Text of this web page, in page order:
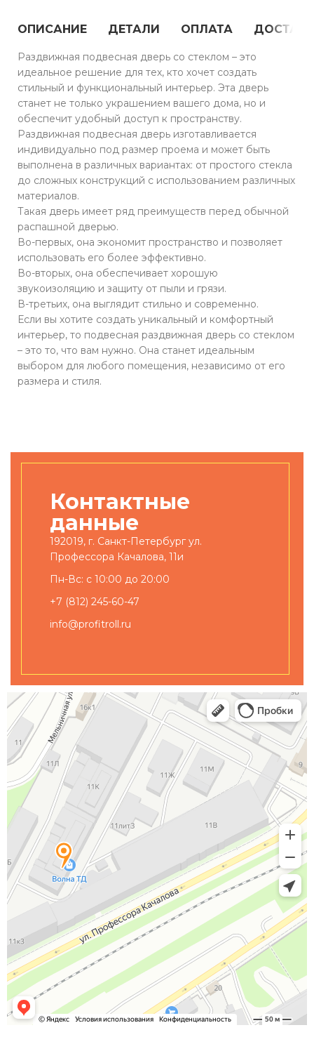
ОПИСАНИЕ ДЕТАЛИ ОПЛАТА
Раздвижная подвесная дверь со стеклом – это
идеальное решение для тех, кто хочет создать
стильный и функциональный интерьер. Эта дверь
станет не только украшением вашего дома, но и
обеспечит удобный доступ к пространству.
Раздвижная подвесная дверь изготавливается
индивидуально под размер проема и может быть
выполнена в различных вариантах: от простого стекла
до сложных конструкций с использованием различных
материалов.
Такая дверь имеет ряд преимуществ перед обычной
распашной дверью.
Во-первых, она экономит пространство и позволяет
использовать его более эффективно.
Во-вторых, она обеспечивает хорошую
звукоизоляцию и защиту от пыли и грязи.
В-третьих, она выглядит стильно и современно.
Если вы хотите создать уникальный и комфортный
интерьер, то подвесная раздвижная дверь со стеклом
– это то, что вам нужно. Она станет идеальным
выбором для любого помещения, независимо от его
размера и стиля.
Контактные
данные
192019, г. Санкт-Петербург ул.
Профессора Качалова, 11и
Пн-Вс: с 10:00 до 20:00
+7 (812) 245-60-47
info@profitroll.ru